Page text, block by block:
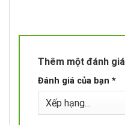
Thêm một đánh giá
Đánh giá của bạn *